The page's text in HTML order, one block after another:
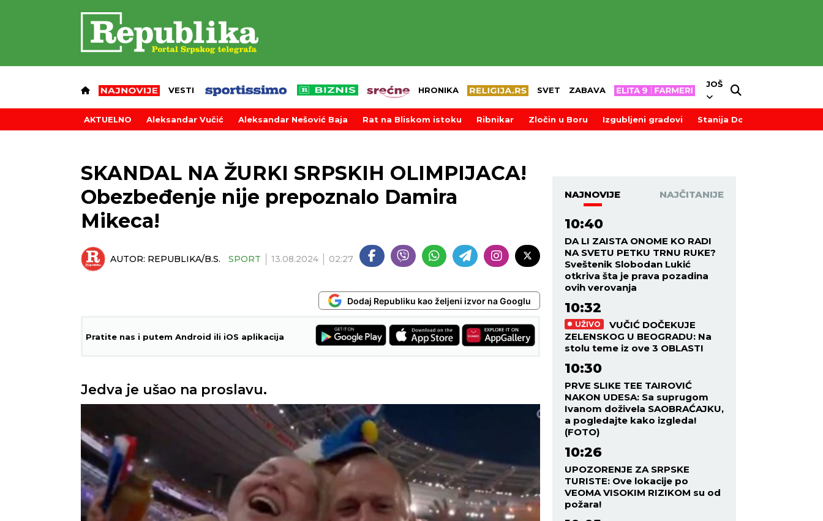
VESTI HRONIKA SVET ZABAVA
JOŠ
AKTUELNO Aleksandar Vučić Aleksandar Nešović Baja Rat na Bliskom istoku Ribnikar Zločin u Boru Izgubljeni gradovi Stanija Dobrojević
SKANDAL NA ŽURKI SRPSKIH OLIMPIJACA!
Obezbeđenje nije prepoznalo Damira
Mikeca!
AUTOR: REPUBLIKA/B.S. SPORT 13.08.2024 02:27
Dodaj Republiku kao željeni izvor na Googlu
Pratite nas i putem Android ili iOS aplikacija
Jedva je ušao na proslavu.
NAJNOVIJE NAJČITANIJE
10:40
DA LI ZAISTA ONOME KO RADI
NA SVETU PETKU TRNU RUKE?
Sveštenik Slobodan Lukić
otkriva šta je prava pozadina
ovih verovanja
10:32
UŽIVO
VUČIĆ DOČEKUJE
ZELENSKOG U BEOGRADU: Na
stolu teme iz ove 3 OBLASTI
10:30
PRVE SLIKE TEE TAIROVIĆ
NAKON UDESA: Sa suprugom
Ivanom doživela SAOBRAĆAJKU,
a pogledajte kako izgleda!
(FOTO)
10:26
UPOZORENJE ZA SRPSKE
TURISTE: Ove lokacije po
VEOMA VISOKIM RIZIKOM su od
požara!